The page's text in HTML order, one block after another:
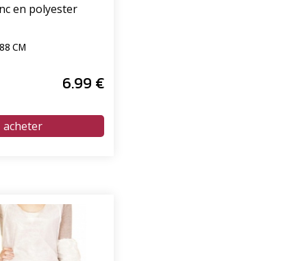
en polyester
CM
6.99 €